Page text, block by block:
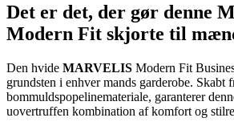
Det er det, der gør denne
Modern Fit skjorte til
Den hvide MARVELIS Modern Fit
grundsten i enhver mands garderobe. Skabt
bommuldspopelinemateriale, garanterer
uovertruffen kombination af komfort og